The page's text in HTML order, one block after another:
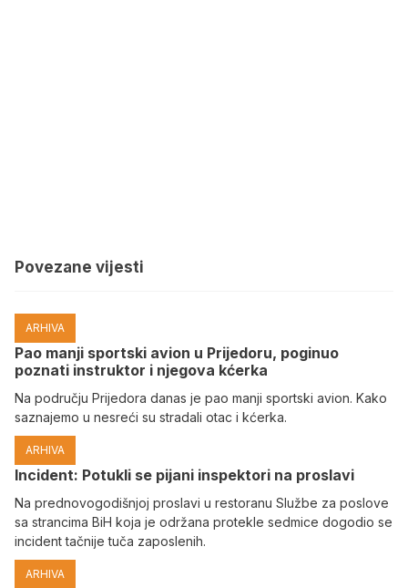
Povezane vijesti
ARHIVA
Pao manji sportski avion u Prijedoru, poginuo
poznati instruktor i njegova kćerka
Na području Prijedora danas je pao manji sportski avion. Kako
saznajemo u nesreći su stradali otac i kćerka.
ARHIVA
Incident: Potukli se pijani inspektori na proslavi
Na prednovogodišnjoj proslavi u restoranu Službe za poslove
sa strancima BiH koja je održana protekle sedmice dogodio se
incident tačnije tuča zaposlenih.
ARHIVA